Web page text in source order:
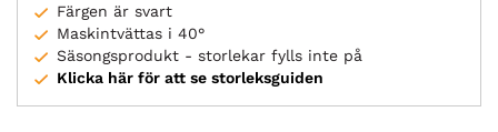
Färgen är svart
Maskintvättas i 40°
Säsongsprodukt - storlekar fylls inte på
Klicka här för att se storleksguiden